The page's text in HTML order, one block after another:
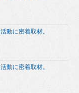
動に密着取材。
動に密着取材。